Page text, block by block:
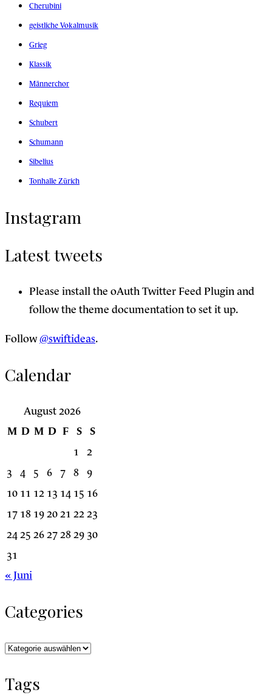
Cherubini
geistliche Vokalmusik
Grieg
Klassik
Männerchor
Requiem
Schubert
Schumann
Sibelius
Tonhalle Zürich
Instagram
Latest tweets
Please install the oAuth Twitter Feed Plugin and
follow the theme documentation to set it up.
Follow@swiftideas.
Calendar
August 2026
M D M D F S
S
1
2
3
4 5 6 7 8
9
10 11 12 13 14 15 16
17 18 19 20 21 22 23
24 25 26 27 28 29 30
31
« Juni
Categories
Categories
Tags